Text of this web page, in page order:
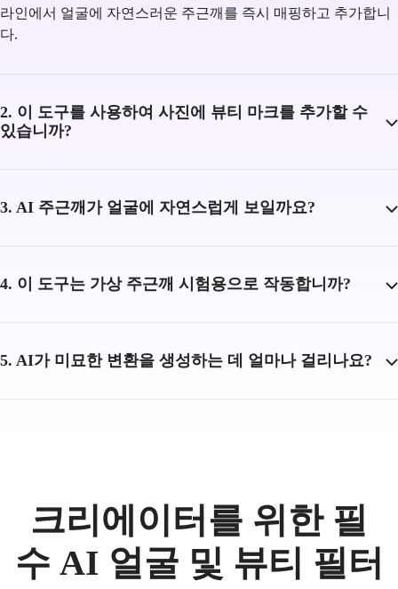
라인에서 얼굴에 자연스러운 주근깨를 즉시 매핑하고 추가합니
다.
2. 이 도구를 사용하여 사진에 뷰티 마크를 추가할 수
있습니까?
3. AI 주근깨가 얼굴에 자연스럽게 보일까요?
4. 이 도구는 가상 주근깨 시험용으로 작동합니까?
5. AI가 미묘한 변환을 생성하는 데 얼마나 걸리나요?
크리에이터를 위한 필
수 AI 얼굴 및 뷰티 필터